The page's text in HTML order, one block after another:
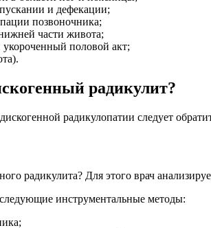
и дефекации;
позвоночника;
части живота;
половой акт;
радикулит?
радикулопатии следует
радикулита? Для этого врач
инструментальные методы: